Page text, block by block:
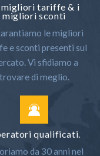
migliori tariffe & i
migliori sconti
le migliori
e sconti presenti sul
Vi sfidiamo a
trovare di meglio.
qualificati.
da 30 anni nel